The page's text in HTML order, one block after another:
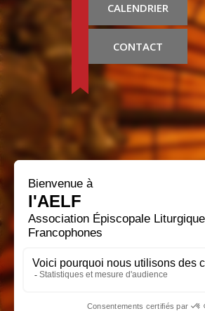
CALENDRIER
CONTACT